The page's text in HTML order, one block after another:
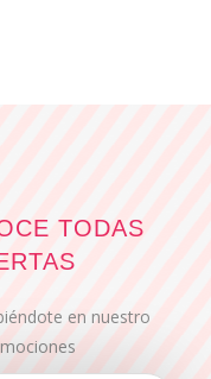
TODAS
en nuestro